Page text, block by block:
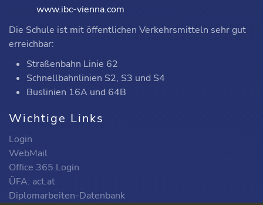
www.ibc-vienna.com
Die Schule ist mit öffentlichen Verkehrsmitteln sehr gut
erreichbar:
Straßenbahn Linie 62
Schnellbahnlinien S2, S3 und S4
Buslinien 16A und 64B
Wichtige Links
Login
WebMail
Office 365 Login
ÜFA: act.at
Diplomarbeiten-Datenbank